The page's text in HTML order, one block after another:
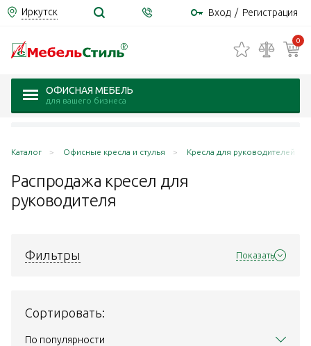
Иркутск Вход / Регистрация
0
ОФИСНАЯ МЕБЕЛЬ
для вашего бизнеса
Каталог Офисные кресла и стулья Кресла для руководителей
Распродажа кресел для
руководителя
Фильтры Показать
Сортировать:
По популярности